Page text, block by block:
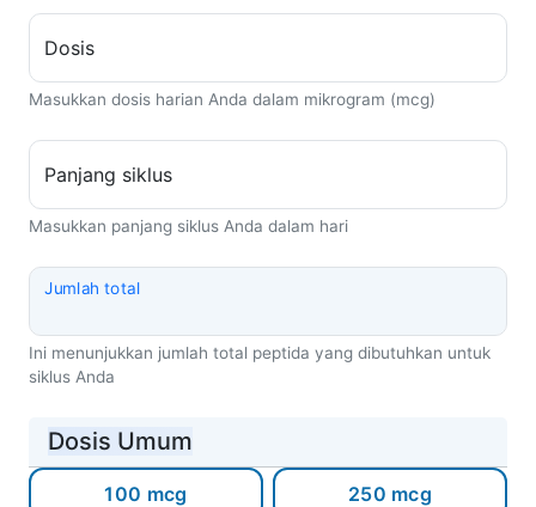
Dosis
Masukkan dosis harian Anda dalam mikrogram (mcg)
Panjang siklus
Masukkan panjang siklus Anda dalam hari
Jumlah total
Ini menunjukkan jumlah total peptida yang dibutuhkan untuk
siklus Anda
Dosis Umum
100 mcg 250 mcg